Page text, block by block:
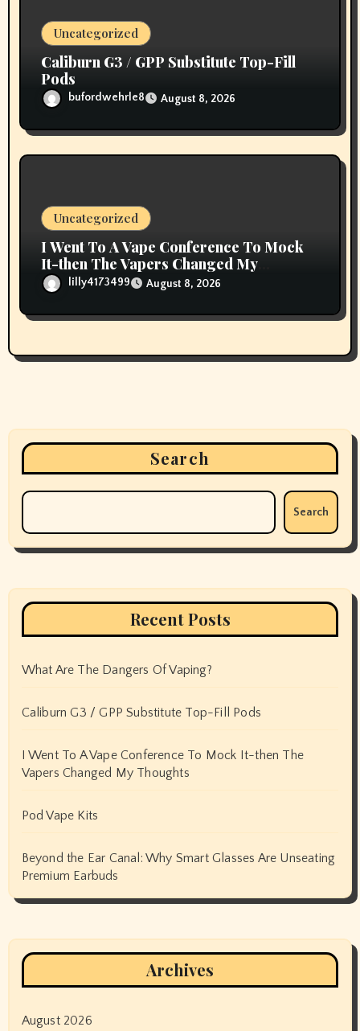
Uncategorized
Caliburn G3 / GPP Substitute Top-Fill
Pods
bufordwehrle8 August 8, 2026
Uncategorized
I Went To A Vape Conference To Mock
It-then The Vapers Changed My
Thoughts
lilly4173499 August 8, 2026
Search
Search
Recent Posts
What Are The Dangers Of Vaping?
Caliburn G3 / GPP Substitute Top-Fill Pods
I Went To A Vape Conference To Mock It-then The
Vapers Changed My Thoughts
Pod Vape Kits
Beyond the Ear Canal: Why Smart Glasses Are Unseating
Premium Earbuds
Archives
August 2026